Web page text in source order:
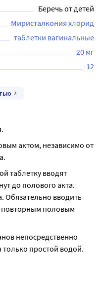
Беречь от детей
Миристалкония хлорид
таблетки вагинальные
20 мг
12
актом, независимо от
таблетку вводят
до полового акта.
Обязательно вводить
повторным половым
непосредственно
простой водой.